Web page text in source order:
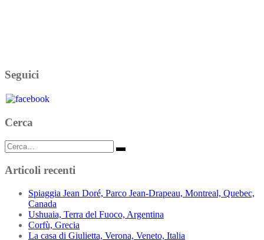
Seguici
Cerca
Cerca:
Articoli recenti
Spiaggia Jean Doré, Parco Jean-Drapeau, Montreal, Quebec,
Canada
Ushuaia, Terra del Fuoco, Argentina
Corfù, Grecia
La casa di Giulietta, Verona, Veneto, Italia